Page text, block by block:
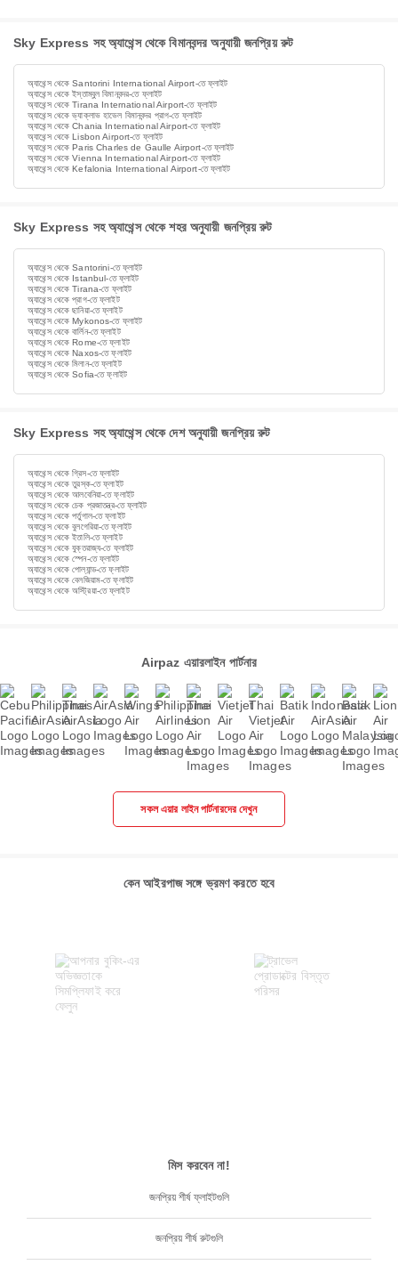
Sky Express সহ অ্যাথেন্স থেকে বিমানবন্দর অনুযায়ী জনপ্রিয় রুট
অ্যাথেন্স থেকে Santorini International Airport-তে ফ্লাইট
অ্যাথেন্স থেকে ইস্তাম্বুল বিমানবন্দর-তে ফ্লাইট
অ্যাথেন্স থেকে Tirana International Airport-তে ফ্লাইট
অ্যাথেন্স থেকে ভ্যাক্লাভ হাভেল বিমানবন্দর প্রাগ-তে ফ্লাইট
অ্যাথেন্স থেকে Chania International Airport-তে ফ্লাইট
অ্যাথেন্স থেকে Lisbon Airport-তে ফ্লাইট
অ্যাথেন্স থেকে Paris Charles de Gaulle Airport-তে ফ্লাইট
অ্যাথেন্স থেকে Vienna International Airport-তে ফ্লাইট
অ্যাথেন্স থেকে Kefalonia International Airport-তে ফ্লাইট
Sky Express সহ অ্যাথেন্স থেকে শহর অনুযায়ী জনপ্রিয় রুট
অ্যাথেন্স থেকে Santorini-তে ফ্লাইট
অ্যাথেন্স থেকে Istanbul-তে ফ্লাইট
অ্যাথেন্স থেকে Tirana-তে ফ্লাইট
অ্যাথেন্স থেকে প্রাগ-তে ফ্লাইট
অ্যাথেন্স থেকে ছানিয়া-তে ফ্লাইট
অ্যাথেন্স থেকে Mykonos-তে ফ্লাইট
অ্যাথেন্স থেকে বার্লিন-তে ফ্লাইট
অ্যাথেন্স থেকে Rome-তে ফ্লাইট
অ্যাথেন্স থেকে Naxos-তে ফ্লাইট
অ্যাথেন্স থেকে মিলান-তে ফ্লাইট
অ্যাথেন্স থেকে Sofia-তে ফ্লাইট
Sky Express সহ অ্যাথেন্স থেকে দেশ অনুযায়ী জনপ্রিয় রুট
অ্যাথেন্স থেকে গ্রিস-তে ফ্লাইট
অ্যাথেন্স থেকে তুরস্ক-তে ফ্লাইট
অ্যাথেন্স থেকে আলবেনিয়া-তে ফ্লাইট
অ্যাথেন্স থেকে চেক প্রজাতন্ত্র-তে ফ্লাইট
অ্যাথেন্স থেকে পর্তুগাল-তে ফ্লাইট
অ্যাথেন্স থেকে বুলগেরিয়া-তে ফ্লাইট
অ্যাথেন্স থেকে ইতালি-তে ফ্লাইট
অ্যাথেন্স থেকে যুক্তরাজ্য-তে ফ্লাইট
অ্যাথেন্স থেকে স্পেন-তে ফ্লাইট
অ্যাথেন্স থেকে পোল্যান্ড-তে ফ্লাইট
অ্যাথেন্স থেকে বেলজিয়াম-তে ফ্লাইট
অ্যাথেন্স থেকে অস্ট্রিয়া-তে ফ্লাইট
Airpaz এয়ারলাইন পার্টনার
সকল এয়ার লাইন পার্টনারদের দেখুন
কেন আইরপাজ সঙ্গে ভ্রমণ করতে হবে
মিস করবেন না!
জনপ্রিয় শীর্ষ ফ্লাইটগুলি
জনপ্রিয় শীর্ষ রুটগুলি